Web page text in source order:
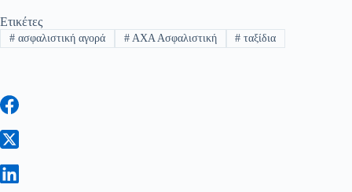
Ετικέτες
#ασφαλιστική αγορά #ΑΧΑ Ασφαλιστική # ταξίδια